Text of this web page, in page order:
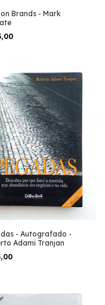
Brands - Mark
- Autografado -
Adami Tranjan